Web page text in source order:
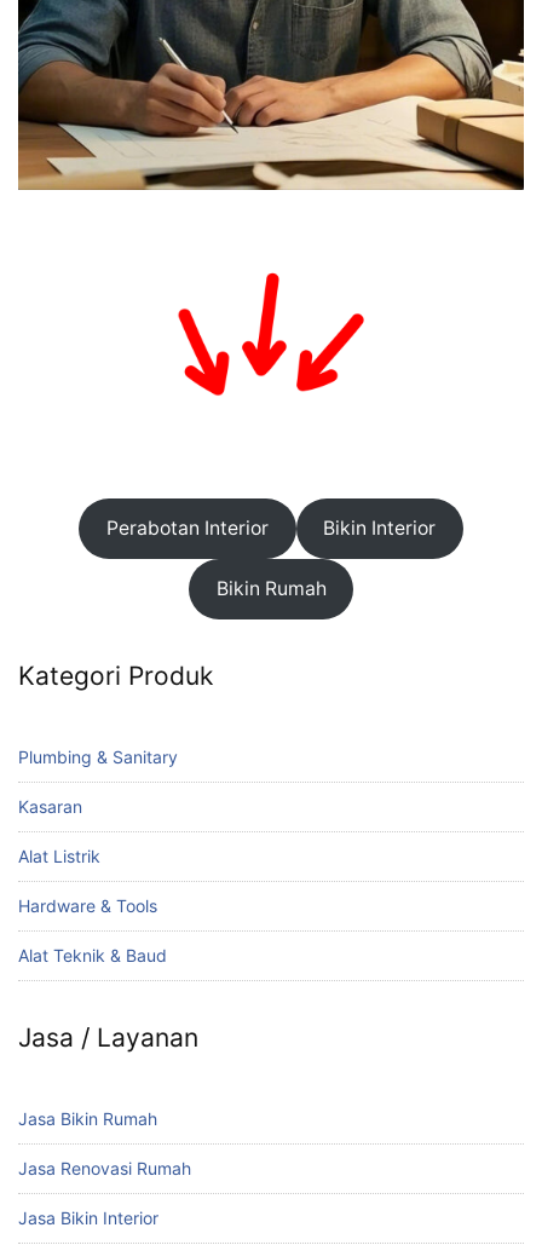
Perabotan Interior Bikin Interior
Bikin Rumah
Kategori Produk
Plumbing & Sanitary
Kasaran
Alat Listrik
Hardware & Tools
Alat Teknik & Baud
Jasa / Layanan
Jasa Bikin Rumah
Jasa Renovasi Rumah
Jasa Bikin Interior